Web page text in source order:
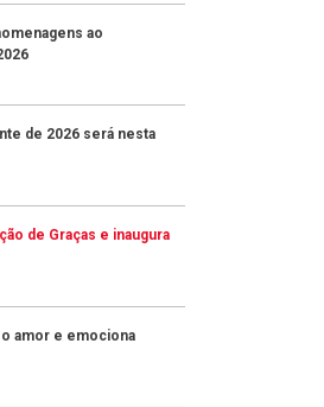
ao
de 2026 será nesta
de Graças e inaugura
amor e emociona